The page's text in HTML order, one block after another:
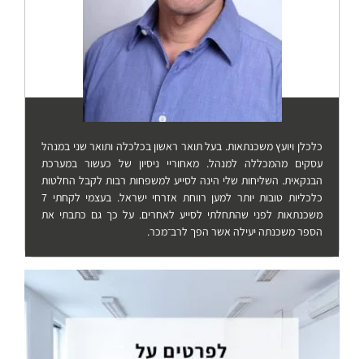
כלכלן ויועץ משכנתאות. בעל תואר ראשון בכלכלה ותואר שני במנהל
עסקים מהמכללה למנהל. מאחוריי ניסיון של כעשור במערכת
הבנקאית. השליחות שלי הינה לסייע למשפחות רבות לקבל החלטות
כלכליות טובות יותר למען רווחת אזרחי ישראל. בעצמי לקחתי 7
משכנתאות לפני שהתחלתי לסייע לאחרים. על כך גם כתבתי את
הספר משכנתה יעילה אשר הפך לרב־מכר.